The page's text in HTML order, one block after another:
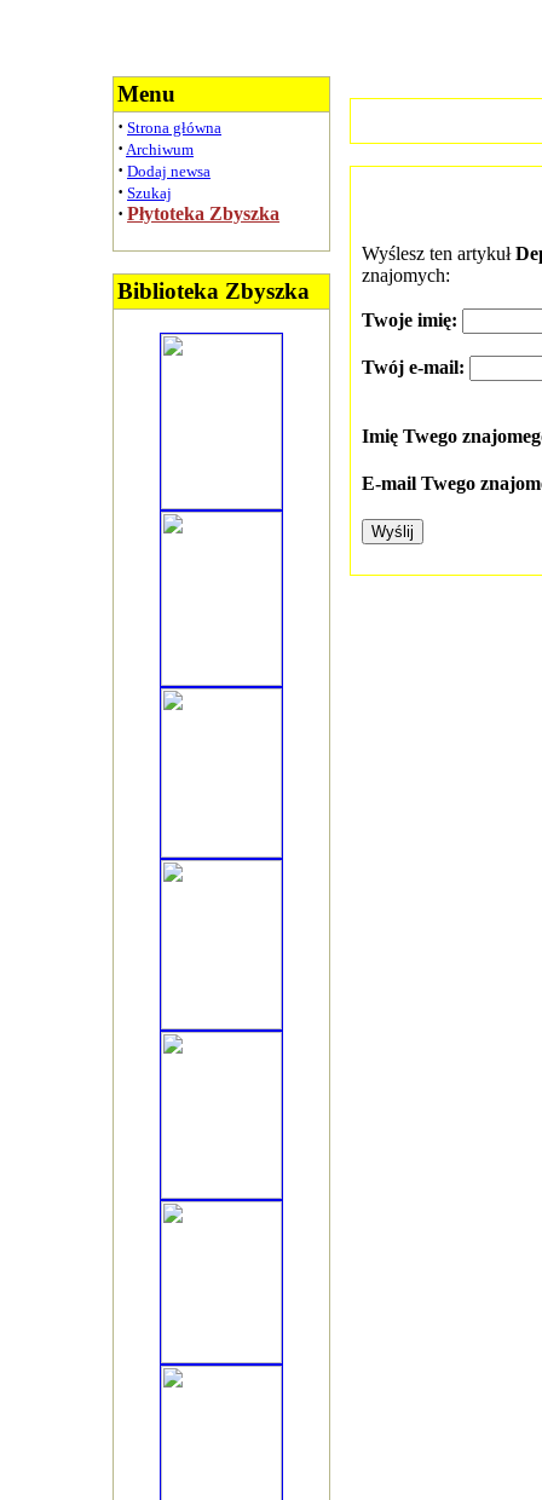
Menu
· Strona główna
· Archiwum
· Dodaj newsa
· Szukaj
· Płytoteka Zbyszka
Biblioteka Zbyszka
Wyślesz ten artykuł
znajomych:
Twoje imię:
Twój e-mail:
Imię Twego
E-mail Twego